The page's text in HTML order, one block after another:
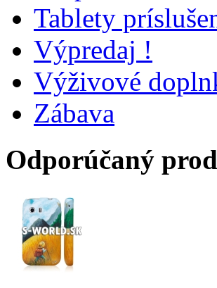
Tablety
Výpredaj !
Výživové
Zábava
Odporúčaný